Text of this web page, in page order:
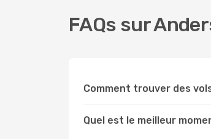
FAQs sur
Comment trouver des
Quel est le meilleur